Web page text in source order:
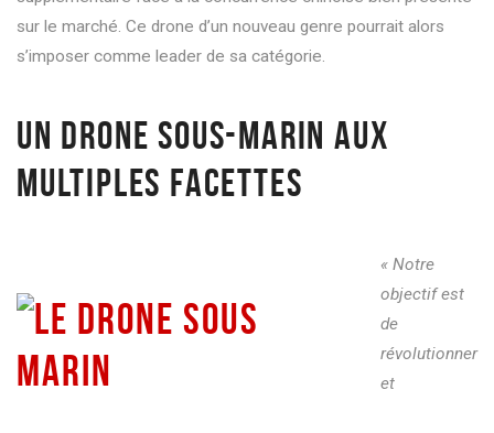
sur le marché. Ce drone d’un nouveau genre pourrait alors
s’imposer comme leader de sa catégorie.
UN DRONE SOUS-MARIN AUX
MULTIPLES FACETTES
« Notre
objectif est
de
révolutionner
et